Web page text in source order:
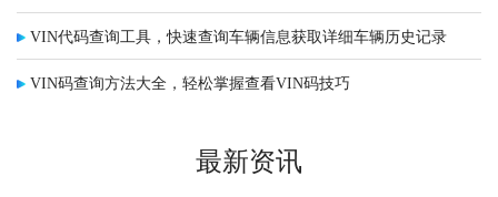
VIN代码查询工具，快速查询车辆信息获取详细车辆历史记录
VIN码查询方法大全，轻松掌握查看VIN码技巧
最新资讯